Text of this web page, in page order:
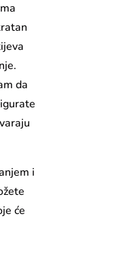
da
i
će